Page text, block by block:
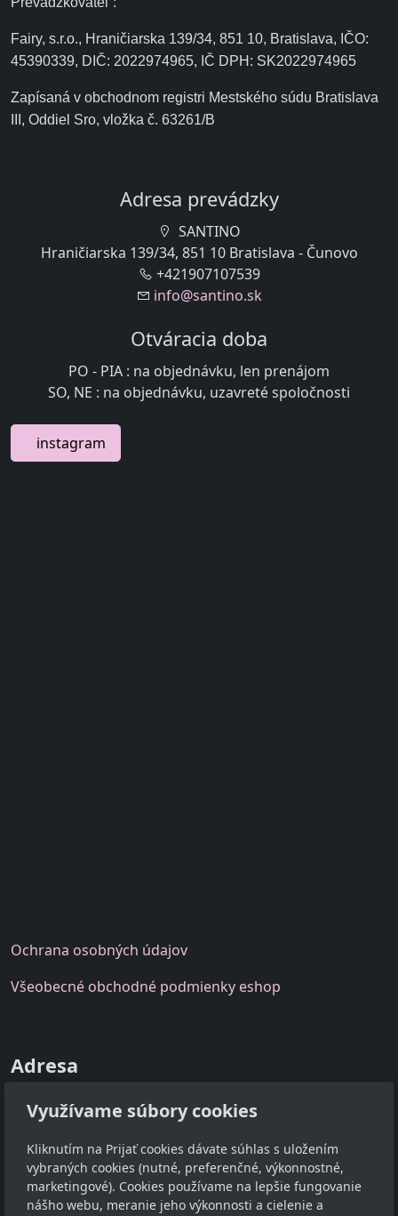
Fairy, s.r.o., Hraničiarska 139/34, 851 10, Bratislava, IČO:
45390339, DIČ: 2022974965, IČ DPH: SK2022974965
Zapísaná v obchodnom registri Mestského súdu Bratislava
III, Oddiel Sro, vložka č. 63261/B
Adresa prevádzky
SANTINO
Hraničiarska 139/34, 851 10 Bratislava - Čunovo
+421907107539
info@santino.sk
Otváracia doba
PO - PIA : na objednávku, len prenájom
SO, NE : na objednávku, uzavreté spoločnosti
instagram
Ochrana osobných údajov
Všeobecné obchodné podmienky eshop
Adresa
FAIRY, s.r.o.
Hraničiarska 34/139, 851 10 Bratislava - Čunovo
Kontakt
info@santino.sk
Využívame súbory cookies
Kliknutím na Prijať cookies dávate súhlas s uložením
vybraných cookies (nutné, preferenčné, výkonnostné,
marketingové). Cookies používame na lepšie fungovanie
nášho webu, meranie jeho výkonnosti a cielenie a